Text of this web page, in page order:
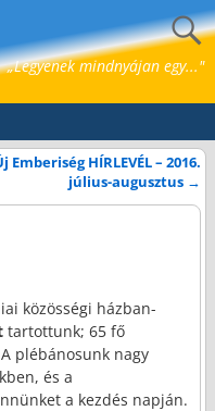
„Legyenek mindnyájan egy..."
Emberiség HÍRLEVÉL – 2016.
július-augusztus →
közösségi házban-
tartottunk; 65 fő
plébánosunk nagy
és a
a kezdés napján.